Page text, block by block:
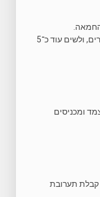
ממשיכים בערבול, מוסיפים מלח וגרידת הדרים, ולשים עוד כ־5
ומכניסים
קבלת תערובת